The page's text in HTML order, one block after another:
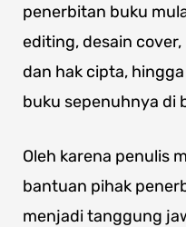
penerbitan buku
editing, desain
dan hak cipta,
buku sepenuhnya di
Oleh karena penulis
bantuan pihak
menjadi tanggung